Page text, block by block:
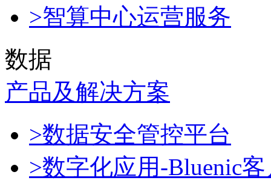
>智算中心运营服务
数据
产品及解决方案
>数据安全管控平台
>数字化应用-Bluenic